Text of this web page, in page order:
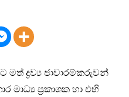
මත් ද්‍රව්‍ය ජාවාරම්කරුවන්
මාධ්‍ය ප්‍රකාශක හා එහි